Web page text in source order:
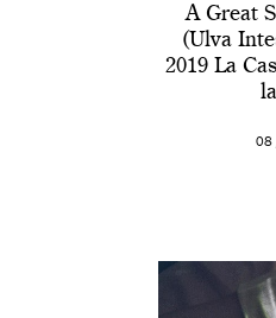
A Great
(Ulva
2019 La